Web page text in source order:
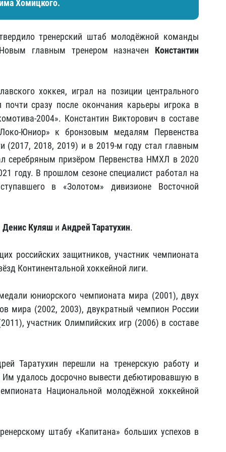
Хомицкого.
тренерский штаб молодёжной команды
главным тренером назначен Константин
хоккея, играл на позиции центрального
сразу после окончания карьеры игрока в
2004». Константин Викторович в составе
Юниор» к бронзовым медалям Первенства
(2017, 2018, 2019) и в 2019-м году стал главным
серебряным призёром Первенства НМХЛ в 2020
году. В прошлом сезоне специалист работал на
в «Золотом» дивизионе Восточной
Денис Куляш и Андрей Таратухин.
российских защитников, участник чемпионата
Континентальной хоккейной лиги.
юниорского чемпионата мира (2001), двух
мира (2002, 2003), двукратный чемпион России
участник Олимпийских игр (2006) в составе
Таратухин перешли на тренерскую работу и
удалось досрочно вывести дебютировавшую в
Национальной молодёжной хоккейной
штабу «Капитана» больших успехов в